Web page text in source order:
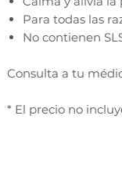
Para todas las
No contienen
Consulta a tu
* El precio no